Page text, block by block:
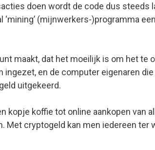
doen wordt de code dus steeds
(mijnwerkers-)programma
maakt, dat het moeilijk is om het te
en de computer eigenaren
uitgekeerd.
kopje koffie tot online aankopen van
Met cryptogeld kan men iedereen ter